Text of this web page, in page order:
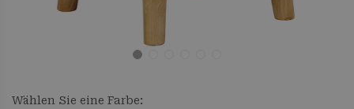
Wählen Sie eine Farbe: